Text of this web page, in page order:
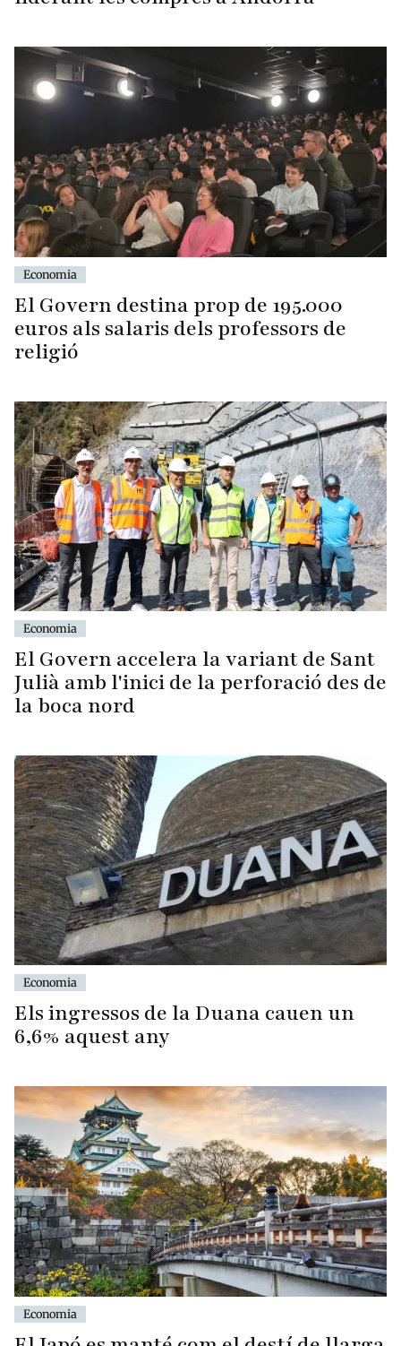
Economia
El Govern destina prop de 195.000
euros als salaris dels professors de
religió
Economia
El Govern accelera la variant de Sant
Julià amb l'inici de la perforació des de
la boca nord
Economia
Els ingressos de la Duana cauen un
6,6% aquest any
Economia